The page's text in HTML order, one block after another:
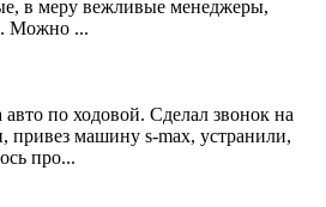
в меру вежливые менеджеры,
Можно ...
по ходовой. Сделал звонок на
привез машину s-max, устранили,
про...